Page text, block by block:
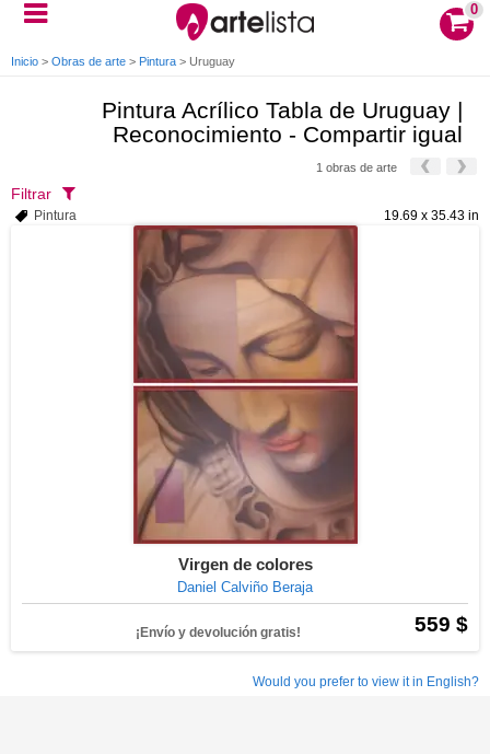
0
Inicio > Obras de arte > Pintura > Uruguay
Pintura Acrílico Tabla de Uruguay |
Reconocimiento - Compartir igual
1 obras de arte
Filtrar
19.69 x 35.43 in
Pintura
Virgen de colores
Daniel Calviño Beraja
559 $
¡Envío y devolución gratis!
Would you prefer to view it in English?